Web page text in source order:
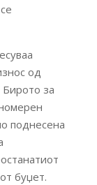
од
за
поднесена
буџет.